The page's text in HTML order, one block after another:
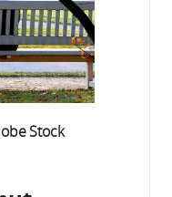
Stock